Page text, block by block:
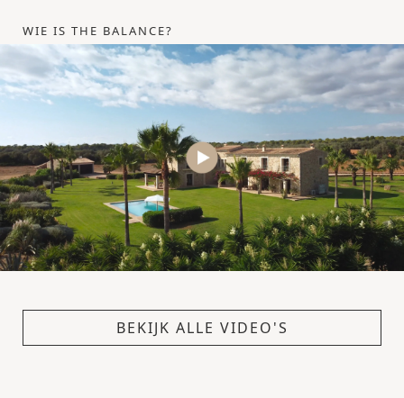
WIE IS THE BALANCE?
BEKIJK ALLE VIDEO'S